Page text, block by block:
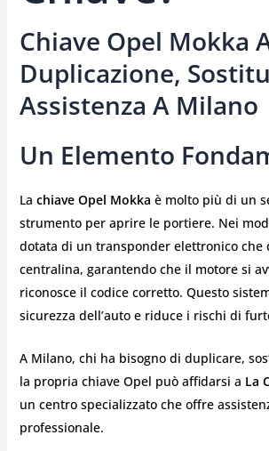
Chiave Opel Mokka
Duplicazione,
Assistenza A Milano
Un Elemento
La chiave Opel Mokka è molto più di un
strumento per aprire le portiere. Nei
dotata di un transponder elettronico che
centralina, garantendo che il motore si
riconosce il codice corretto. Questo
sicurezza dell’auto e riduce i rischi di
A Milano, chi ha bisogno di duplicare,
la propria chiave Opel può affidarsi a La
un centro specializzato che offre
professionale.